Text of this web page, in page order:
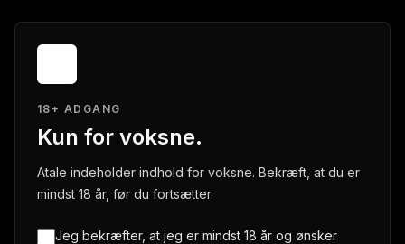
18+ ADGANG
Kun for voksne.
Atale indeholder indhold for voksne. Bekræft, at du er
mindst 18 år, før du fortsætter.
Jeg bekræfter, at jeg er mindst 18 år og ønsker